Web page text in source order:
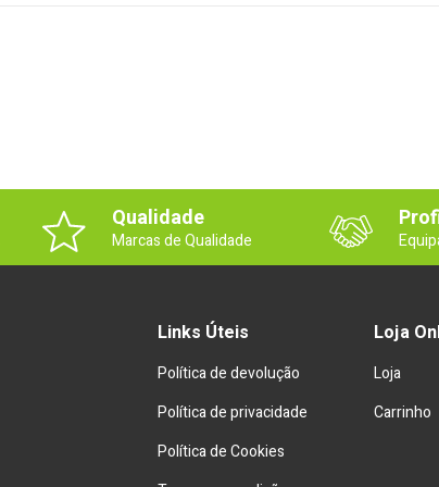
Qualidade
Marcas de Qualidade
Links Úteis
Política de devolução
Política de privacidade
Política de Cookies
Loja
Loja
Carrinho